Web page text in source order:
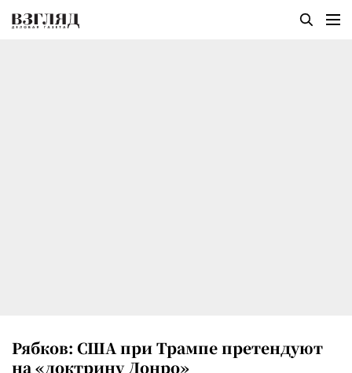
Рябков: США при Трампе претендуют
на «доктрину Донро»